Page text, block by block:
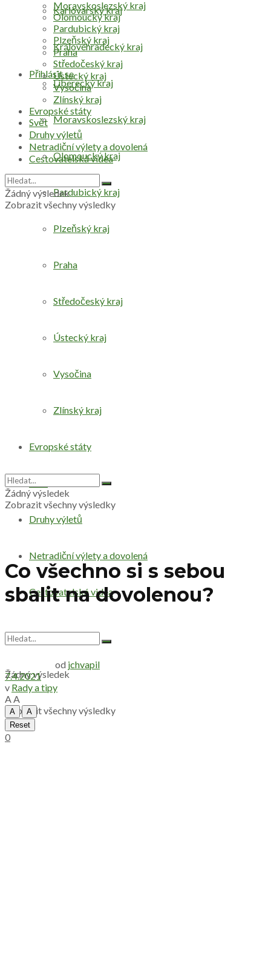
Přihlásit se
Karlovarský kraj
Královéhradecký kraj
Liberecký kraj
Moravskoslezský kraj
Olomoucký kraj
Pardubický kraj
Plzeňský kraj
Praha
Středočeský kraj
Ústecký kraj
Vysočina
Zlínský kraj
Evropské státy
Svět
Druhy výletů
Netradiční výlety a dovolená
Cestovatelská videa
Žádný výsledek
Zobrazit všechny výsledky
Moravskoslezský kraj
Olomoucký kraj
Pardubický kraj
Plzeňský kraj
Praha
Středočeský kraj
Ústecký kraj
Vysočina
Zlínský kraj
Evropské státy
Svět
Druhy výletů
Netradiční výlety a dovolená
Cestovatelská videa
Žádný výsledek
Zobrazit všechny výsledky
Žádný výsledek
Zobrazit všechny výsledky
Co všechno si s sebou
sbalit na dovolenou?
od jchvapil
7.4.2021
v Rady a tipy
AA
A
A
Reset
0